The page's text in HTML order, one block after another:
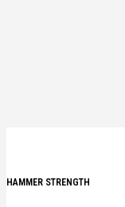
HAMMER STRENGTH